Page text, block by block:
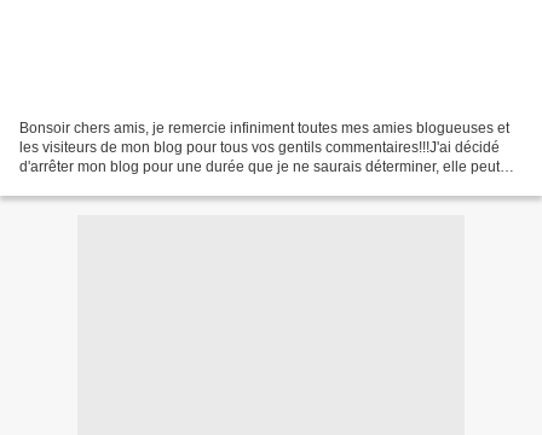
Bonsoir chers amis, je remercie infiniment toutes mes amies blogueuses et
les visiteurs de mon blog pour tous vos gentils commentaires!!!J'ai décidé
d'arrêter mon blog pour une durée que je ne saurais déterminer, elle peut